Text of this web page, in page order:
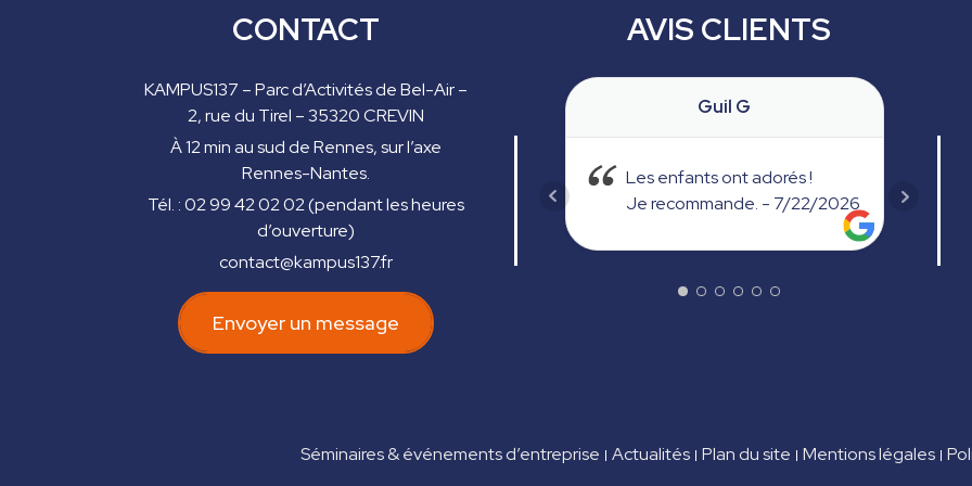
CONTACT
KAMPUS137 – Parc d’Activités de Bel-Air –
2, rue du Tirel – 35320 CREVIN
À 12 min au sud de Rennes, sur l’axe
Rennes-Nantes.
Tél. : 02 99 42 02 02 (pendant les heures
d’ouverture)
contact@kampus137.fr
Envoyer un message
AVIS CLIENTS
Guil G
Les enfants ont adorés !
Je recommande. - 7/22/2026
Séminaires & événements d’entreprise Actualités Plan du site Mentions légales